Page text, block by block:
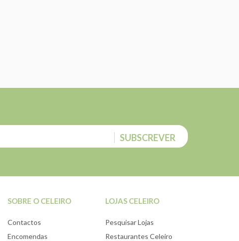
SUBSCREVER
SOBRE O CELEIRO
Contactos
Encomendas
LOJAS CELEIRO
Pesquisar Lojas
Restaurantes Celeiro